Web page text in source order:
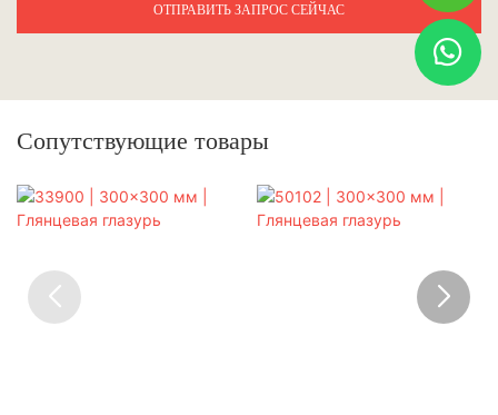
ОТПРАВИТЬ ЗАПРОС СЕЙЧАС
Сопутствующие товары